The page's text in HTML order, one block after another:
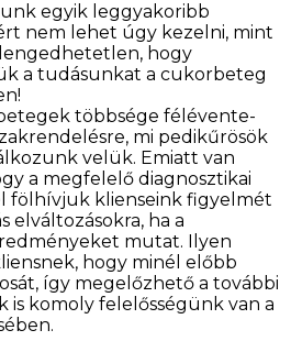
egyik leggyakoribb
nem lehet úgy kezelni, mint
hogy
a tudásunkat a cukorbeteg
többsége félévente-
mi pedikűrösök
velük. Emiatt van
a megfelelő diagnosztikai
fölhívjuk klienseink figyelmét
elváltozásokra, ha a
mutat. Ilyen
hogy minél előbb
így megelőzhető a további
is komoly felelősségünk van a